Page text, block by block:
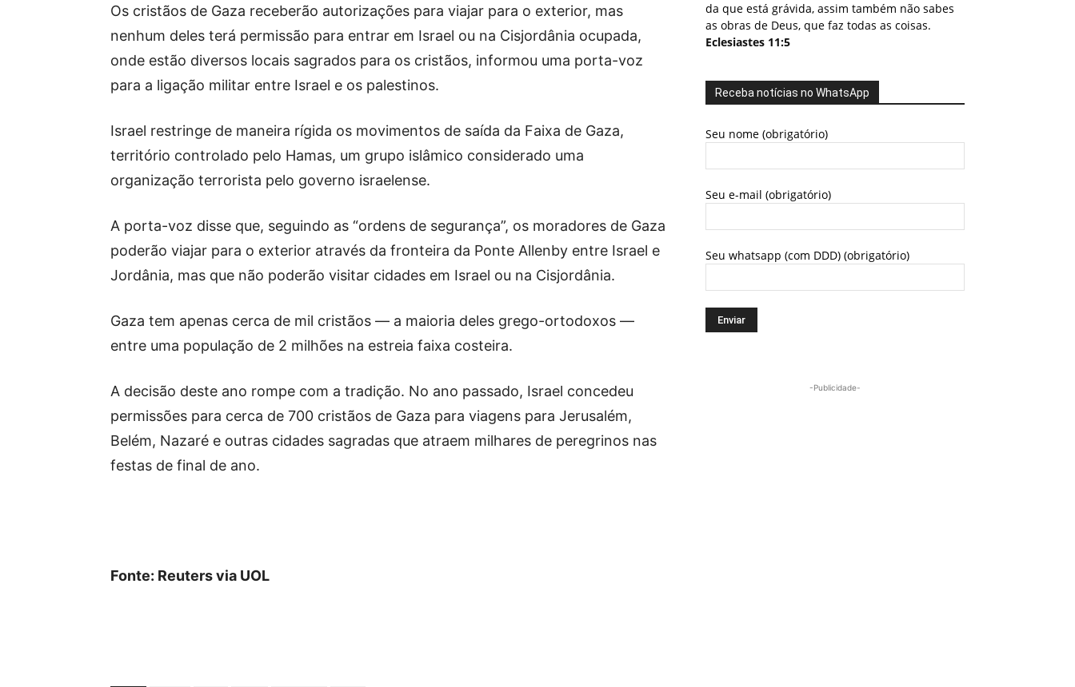
Os cristãos de Gaza receberão autorizações para viajar para o exterior, mas
nenhum deles terá permissão para entrar em Israel ou na Cisjordânia ocupada,
onde estão diversos locais sagrados para os cristãos, informou uma porta-voz
para a ligação militar entre Israel e os palestinos.
Israel restringe de maneira rígida os movimentos de saída da Faixa de Gaza,
território controlado pelo Hamas, um grupo islâmico considerado uma
organização terrorista pelo governo israelense.
A porta-voz disse que, seguindo as “ordens de segurança”, os moradores de Gaza
poderão viajar para o exterior através da fronteira da Ponte Allenby entre Israel e
Jordânia, mas que não poderão visitar cidades em Israel ou na Cisjordânia.
Gaza tem apenas cerca de mil cristãos — a maioria deles grego-ortodoxos —
entre uma população de 2 milhões na estreia faixa costeira.
A decisão deste ano rompe com a tradição. No ano passado, Israel concedeu
permissões para cerca de 700 cristãos de Gaza para viagens para Jerusalém,
Belém, Nazaré e outras cidades sagradas que atraem milhares de peregrinos nas
festas de final de ano.
Fonte: Reuters via UOL
da que está grávida, assim também não sabes
as obras de Deus, que faz todas as coisas.
Eclesiastes 11:5
Receba notícias no WhatsApp
Seu nome (obrigatório)
Seu e-mail (obrigatório)
Seu whatsapp (com DDD) (obrigatório)
-Publicidade-